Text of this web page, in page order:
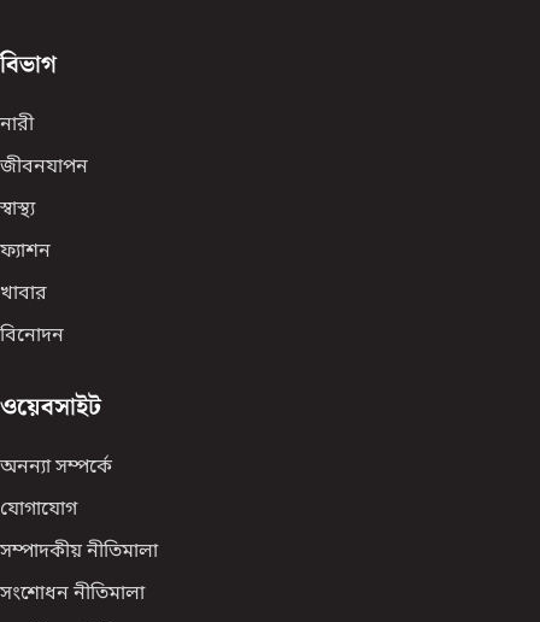
বিভাগ
নারী
জীবনযাপন
স্বাস্থ্য
ফ্যাশন
খাবার
বিনোদন
ওয়েবসাইট
অনন্যা সম্পর্কে
যোগাযোগ
সম্পাদকীয় নীতিমালা
সংশোধন নীতিমালা